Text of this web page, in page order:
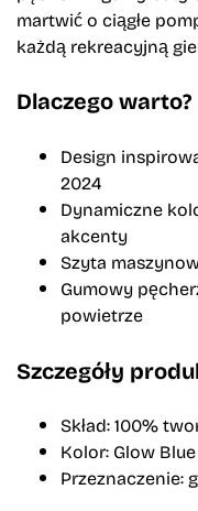
martwić o ciągłe
każdą rekreacyjną
Dlaczego warto?
Design
2024
Dynamiczne
akcenty
Szyta
Gumowy
powietrze
Szczegóły
Skład: 100%
Kolor: Glow
Przeznaczenie: